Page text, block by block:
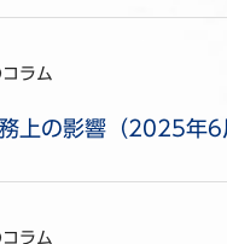
ラム
上の影響（2025年6
ラム